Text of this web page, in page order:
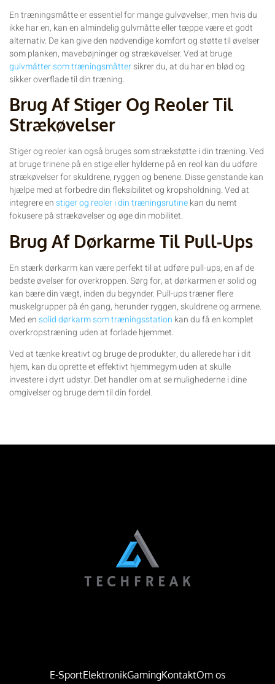
En træningsmåtte er essentiel for mange gulvøvelser, men hvis du
ikke har en, kan en almindelig gulvmåtte eller tæppe være et godt
alternativ. De kan give den nødvendige komfort og støtte til øvelser
som planken, mavebøjninger og strækøvelser. Ved at bruge
gulvmåtter som træningsmåttersikrer du, at du har en blød og
sikker overflade til din træning.
Brug Af Stiger Og Reoler Til
Strækøvelser
Stiger og reoler kan også bruges som strækstøtte i din træning. Ved
at bruge trinene på en stige eller hylderne på en reol kan du udføre
strækøvelser for skuldrene, ryggen og benene. Disse genstande kan
hjælpe med at forbedre din fleksibilitet og kropsholdning. Ved at
integrere enstiger og reoler i din træningsrutinekan du nemt
fokusere på strækøvelser og øge din mobilitet.
Brug Af Dørkarme Til Pull-Ups
En stærk dørkarm kan være perfekt til at udføre pull-ups, en af de
bedste øvelser for overkroppen. Sørg for, at dørkarmen er solid og
kan bære din vægt, inden du begynder. Pull-ups træner flere
muskelgrupper på én gang, herunder ryggen, skuldrene og armene.
Med ensolid dørkarm som træningsstation kan du få en komplet
overkropstræning uden at forlade hjemmet.
Ved at tænke kreativt og bruge de produkter, du allerede har i dit
hjem, kan du oprette et effektivt hjemmegym uden at skulle
investere i dyrt udstyr. Det handler om at se mulighederne i dine
omgivelser og bruge dem til din fordel.
E-SportElektronikGamingKontaktOm os